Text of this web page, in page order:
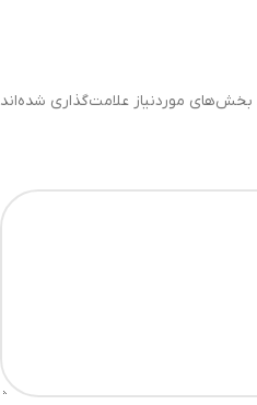
بخش‌های موردنیاز علامت‌گذاری شده‌اند